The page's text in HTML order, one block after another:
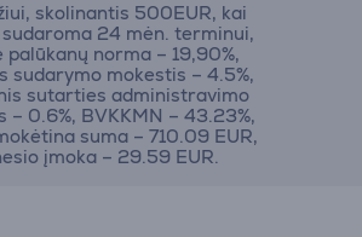
skolinantis 500EUR, kai
24 mėn. terminui,
palūkanų norma – 19,90%,
sudarymo mokestis – 4.5%,
sutarties administravimo
– 0.6%, BVKKMN – 43.23%,
suma – 710.09 EUR,
įmoka – 29.59 EUR.